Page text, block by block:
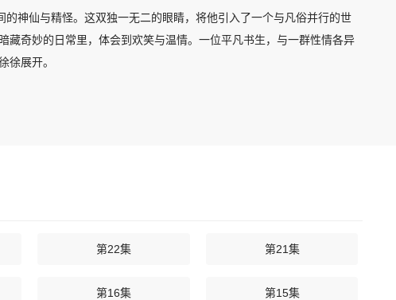
神仙与精怪。这双独一无二的眼睛，将他引入了一个与凡俗并行的世
奇妙的日常里，体会到欢笑与温情。一位平凡书生，与一群性情各异
徐展开。
第22集 第21集
第16集 第15集